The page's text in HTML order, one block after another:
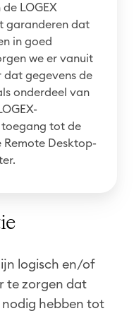
LOGEX
garanderen dat
in goed
we er vanuit
dat gegevens de
onderdeel van
toegang tot de
Remote Desktop-
logisch en/of
te zorgen dat
nodig hebben tot